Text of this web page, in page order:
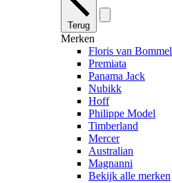
Terug
Merken
Floris van Bommel
Premiata
Panama Jack
Nubikk
Hoff
Philippe Model
Timberland
Mercer
Australian
Magnanni
Bekijk alle merken